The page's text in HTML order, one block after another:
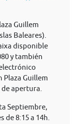
Guillem
Baleares).
disponible
y también
Plaza Guillem
apertura.
Septiembre,
de 8:15 a 14h.